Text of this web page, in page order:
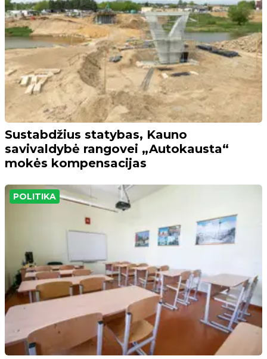
Sustabdžius statybas, Kauno
savivaldybė rangovei „Autokausta“
mokės kompensacijas
POLITIKA